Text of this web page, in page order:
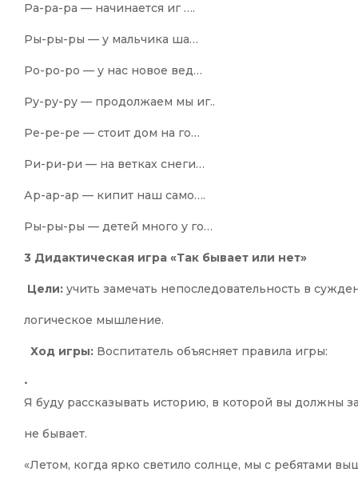
Ра-ра-ра — начинается иг ….
Ры-ры-ры — у мальчика ша…
Ро-ро-ро — у нас новое вед…
Ру-ру-ру — продолжаем мы иг..
Ре-ре-ре — стоит дом на го…
Ри-ри-ри — на ветках снеги…
Ар-ар-ар — кипит наш само….
Ры-ры-ры — детей много у го…
3 Дидактическая игра «Так бывает или нет»
Цели: учить замечать непоследовательность в
логическое мышление.
Ход игры: Воспитатель объясняет правила игры:
•
Я буду рассказывать историю, в которой вы должны
не бывает.
«Летом, когда ярко светило солнце, мы с ребятами